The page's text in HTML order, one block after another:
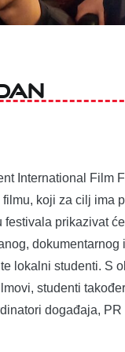
International Film
koji za cilj ima
prikazivat
dokumentarnog
lokalni studenti. S
studenti
događaja, PR